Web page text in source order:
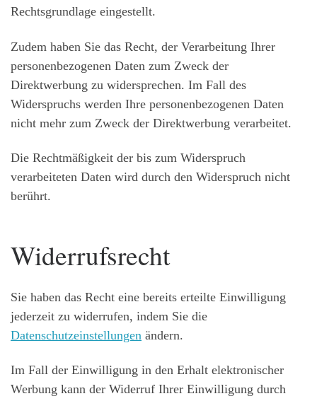
Rechtsgrundlage eingestellt.
Zudem haben Sie das Recht, der Verarbeitung Ihrer
personenbezogenen Daten zum Zweck der
Direktwerbung zu widersprechen. Im Fall des
Widerspruchs werden Ihre personenbezogenen Daten
nicht mehr zum Zweck der Direktwerbung verarbeitet.
Die Rechtmäßigkeit der bis zum Widerspruch
verarbeiteten Daten wird durch den Widerspruch nicht
berührt.
Widerrufsrecht
Sie haben das Recht eine bereits erteilte Einwilligung
jederzeit zu widerrufen, indem Sie die
Datenschutzeinstellungen ändern.
Im Fall der Einwilligung in den Erhalt elektronischer
Werbung kann der Widerruf Ihrer Einwilligung durch